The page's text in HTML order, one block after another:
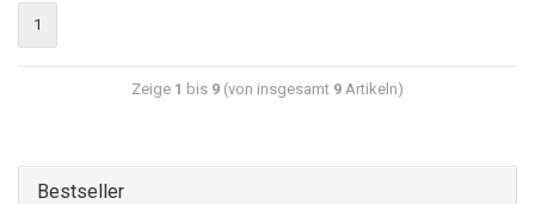
1
Zeige 1 bis 9 (von insgesamt 9 Artikeln)
Bestseller